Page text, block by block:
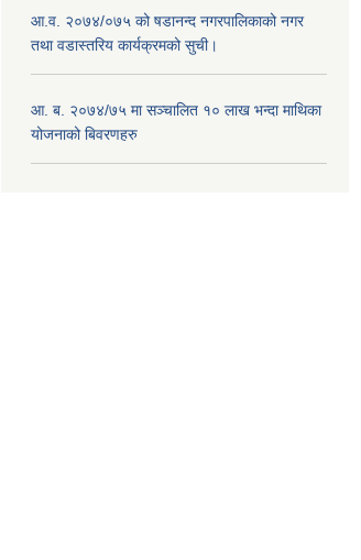
आ.व. २०७४/०७५ को षडानन्द नगरपालिकाको नगर
तथा वडास्तरिय कार्यक्रमको सुची।
आ. ब. २०७४/७५ मा सञ्चालित १० लाख भन्दा माथिका
योजनाको बिवरणहरु